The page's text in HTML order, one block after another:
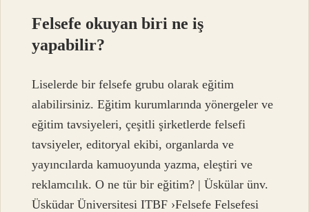
Felsefe okuyan biri ne iş
yapabilir?
Liselerde bir felsefe grubu olarak eğitim
alabilirsiniz. Eğitim kurumlarında yönergeler ve
eğitim tavsiyeleri, çeşitli şirketlerde felsefi
tavsiyeler, editoryal ekibi, organlarda ve
yayıncılarda kamuoyunda yazma, eleştiri ve
reklamcılık. O ne tür bir eğitim? | Üskülar ünv.
Üsküdar Üniversitesi ITBF ›Felsefe Felsefesi